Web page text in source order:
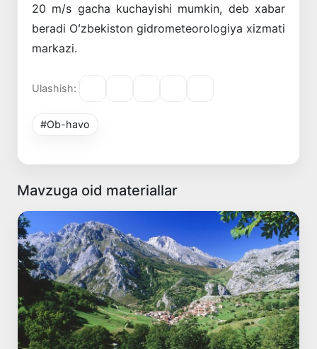
20 m/s gacha kuchayishi mumkin, deb xabar
beradi Oʻzbekiston gidrometeorologiya xizmati
markazi.
Ulashish:
#Ob-havo
Mavzuga oid materiallar